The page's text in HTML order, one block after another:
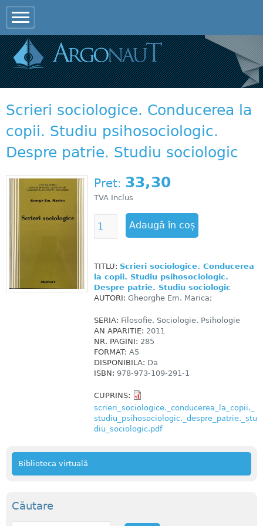
Scrieri sociologice. Conducerea la
copii. Studiu psihosociologic.
Despre patrie. Studiu sociologic
Pret: 33,30
TVA Inclus
TITLU: Scrieri sociologice. Conducerea
la copii. Studiu psihosociologic.
Despre patrie. Studiu sociologic
AUTORI: Gheorghe Em. Marica;
SERIA: Filosofie. Sociologie. Psihologie
AN APARITIE: 2011
NR. PAGINI: 285
FORMAT: A5
DISPONIBILA: Da
ISBN: 978-973-109-291-1
CUPRINS:
scrieri_sociologice._conducerea_la_copii._
studiu_psihosociologic._despre_patrie._stu
diu_sociologic.pdf
Biblioteca virtuală
Căutare
C